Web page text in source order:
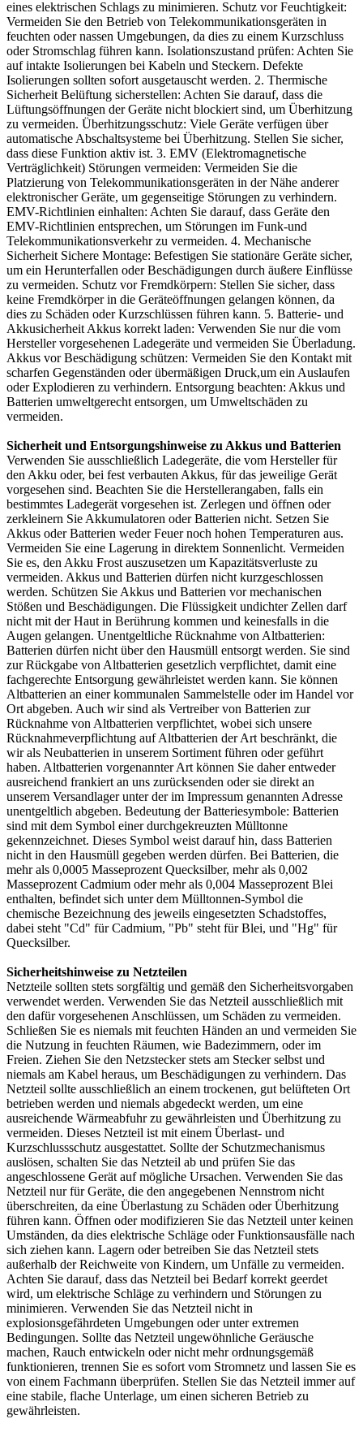
eines elektrischen Schlags zu minimieren. Schutz vor Feuchtigkeit:
Vermeiden Sie den Betrieb von Telekommunikationsgeräten in
feuchten oder nassen Umgebungen, da dies zu einem Kurzschluss
oder Stromschlag führen kann. Isolationszustand prüfen: Achten Sie
auf intakte Isolierungen bei Kabeln und Steckern. Defekte
Isolierungen sollten sofort ausgetauscht werden. 2. Thermische
Sicherheit Belüftung sicherstellen: Achten Sie darauf, dass die
Lüftungsöffnungen der Geräte nicht blockiert sind, um Überhitzung
zu vermeiden. Überhitzungsschutz: Viele Geräte verfügen über
automatische Abschaltsysteme bei Überhitzung. Stellen Sie sicher,
dass diese Funktion aktiv ist. 3. EMV (Elektromagnetische
Verträglichkeit) Störungen vermeiden: Vermeiden Sie die
Platzierung von Telekommunikationsgeräten in der Nähe anderer
elektronischer Geräte, um gegenseitige Störungen zu verhindern.
EMV-Richtlinien einhalten: Achten Sie darauf, dass Geräte den
EMV-Richtlinien entsprechen, um Störungen im Funk-und
Telekommunikationsverkehr zu vermeiden. 4. Mechanische
Sicherheit Sichere Montage: Befestigen Sie stationäre Geräte sicher,
um ein Herunterfallen oder Beschädigungen durch äußere Einflüsse
zu vermeiden. Schutz vor Fremdkörpern: Stellen Sie sicher, dass
keine Fremdkörper in die Geräteöffnungen gelangen können, da
dies zu Schäden oder Kurzschlüssen führen kann. 5. Batterie- und
Akkusicherheit Akkus korrekt laden: Verwenden Sie nur die vom
Hersteller vorgesehenen Ladegeräte und vermeiden Sie Überladung.
Akkus vor Beschädigung schützen: Vermeiden Sie den Kontakt mit
scharfen Gegenständen oder übermäßigen Druck,um ein Auslaufen
oder Explodieren zu verhindern. Entsorgung beachten: Akkus und
Batterien umweltgerecht entsorgen, um Umweltschäden zu
vermeiden.
Sicherheit und Entsorgungshinweise zu Akkus und Batterien
Verwenden Sie ausschließlich Ladegeräte, die vom Hersteller für
den Akku oder, bei fest verbauten Akkus, für das jeweilige Gerät
vorgesehen sind. Beachten Sie die Herstellerangaben, falls ein
bestimmtes Ladegerät vorgesehen ist. Zerlegen und öffnen oder
zerkleinern Sie Akkumulatoren oder Batterien nicht. Setzen Sie
Akkus oder Batterien weder Feuer noch hohen Temperaturen aus.
Vermeiden Sie eine Lagerung in direktem Sonnenlicht. Vermeiden
Sie es, den Akku Frost auszusetzen um Kapazitätsverluste zu
vermeiden. Akkus und Batterien dürfen nicht kurzgeschlossen
werden. Schützen Sie Akkus und Batterien vor mechanischen
Stößen und Beschädigungen. Die Flüssigkeit undichter Zellen darf
nicht mit der Haut in Berührung kommen und keinesfalls in die
Augen gelangen. Unentgeltliche Rücknahme von Altbatterien:
Batterien dürfen nicht über den Hausmüll entsorgt werden. Sie sind
zur Rückgabe von Altbatterien gesetzlich verpflichtet, damit eine
fachgerechte Entsorgung gewährleistet werden kann. Sie können
Altbatterien an einer kommunalen Sammelstelle oder im Handel vor
Ort abgeben. Auch wir sind als Vertreiber von Batterien zur
Rücknahme von Altbatterien verpflichtet, wobei sich unsere
Rücknahmeverpflichtung auf Altbatterien der Art beschränkt, die
wir als Neubatterien in unserem Sortiment führen oder geführt
haben. Altbatterien vorgenannter Art können Sie daher entweder
ausreichend frankiert an uns zurücksenden oder sie direkt an
unserem Versandlager unter der im Impressum genannten Adresse
unentgeltlich abgeben. Bedeutung der Batteriesymbole: Batterien
sind mit dem Symbol einer durchgekreuzten Mülltonne
gekennzeichnet. Dieses Symbol weist darauf hin, dass Batterien
nicht in den Hausmüll gegeben werden dürfen. Bei Batterien, die
mehr als 0,0005 Masseprozent Quecksilber, mehr als 0,002
Masseprozent Cadmium oder mehr als 0,004 Masseprozent Blei
enthalten, befindet sich unter dem Mülltonnen-Symbol die
chemische Bezeichnung des jeweils eingesetzten Schadstoffes,
dabei steht "Cd" für Cadmium, "Pb" steht für Blei, und "Hg" für
Quecksilber.
Sicherheitshinweise zu Netzteilen
Netzteile sollten stets sorgfältig und gemäß den Sicherheitsvorgaben
verwendet werden. Verwenden Sie das Netzteil ausschließlich mit
den dafür vorgesehenen Anschlüssen, um Schäden zu vermeiden.
Schließen Sie es niemals mit feuchten Händen an und vermeiden Sie
die Nutzung in feuchten Räumen, wie Badezimmern, oder im
Freien. Ziehen Sie den Netzstecker stets am Stecker selbst und
niemals am Kabel heraus, um Beschädigungen zu verhindern. Das
Netzteil sollte ausschließlich an einem trockenen, gut belüfteten Ort
betrieben werden und niemals abgedeckt werden, um eine
ausreichende Wärmeabfuhr zu gewährleisten und Überhitzung zu
vermeiden. Dieses Netzteil ist mit einem Überlast- und
Kurzschlussschutz ausgestattet. Sollte der Schutzmechanismus
auslösen, schalten Sie das Netzteil ab und prüfen Sie das
angeschlossene Gerät auf mögliche Ursachen. Verwenden Sie das
Netzteil nur für Geräte, die den angegebenen Nennstrom nicht
überschreiten, da eine Überlastung zu Schäden oder Überhitzung
führen kann. Öffnen oder modifizieren Sie das Netzteil unter keinen
Umständen, da dies elektrische Schläge oder Funktionsausfälle nach
sich ziehen kann. Lagern oder betreiben Sie das Netzteil stets
außerhalb der Reichweite von Kindern, um Unfälle zu vermeiden.
Achten Sie darauf, dass das Netzteil bei Bedarf korrekt geerdet
wird, um elektrische Schläge zu verhindern und Störungen zu
minimieren. Verwenden Sie das Netzteil nicht in
explosionsgefährdeten Umgebungen oder unter extremen
Bedingungen. Sollte das Netzteil ungewöhnliche Geräusche
machen, Rauch entwickeln oder nicht mehr ordnungsgemäß
funktionieren, trennen Sie es sofort vom Stromnetz und lassen Sie es
von einem Fachmann überprüfen. Stellen Sie das Netzteil immer auf
eine stabile, flache Unterlage, um einen sicheren Betrieb zu
gewährleisten.